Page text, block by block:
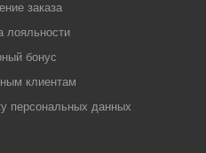
заказа
лояльности
бонус
клиентам
персональных данных